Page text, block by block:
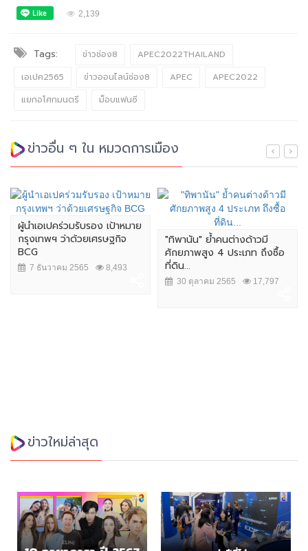
2,139
Tags: ข่าวช่อง8
APEC2022THAILAND
เอเปค2565
ข่าวออนไลน์ช่อง8 APEC
APEC2022
แยกอโศกมนตรี
ม็อบแฟนซี
ข่าวอื่น ๆ ใน หมวดการเมือง
ผู้นำเอเปคร่วมรับรอง เป้าหมาย
กรุงเทพฯ ว่าด้วยเศรษฐกิจ
BCG
7 ธันวาคม 2565 8,493
"ทิพานัน" ย้ำคนต่างด้าวมี
ศักยภาพสูง 4 ประเภท ถึงซื้อ
ที่ดิน...
30 ตุลาคม 2565 17,797
ข่าวใหม่ล่าสุด